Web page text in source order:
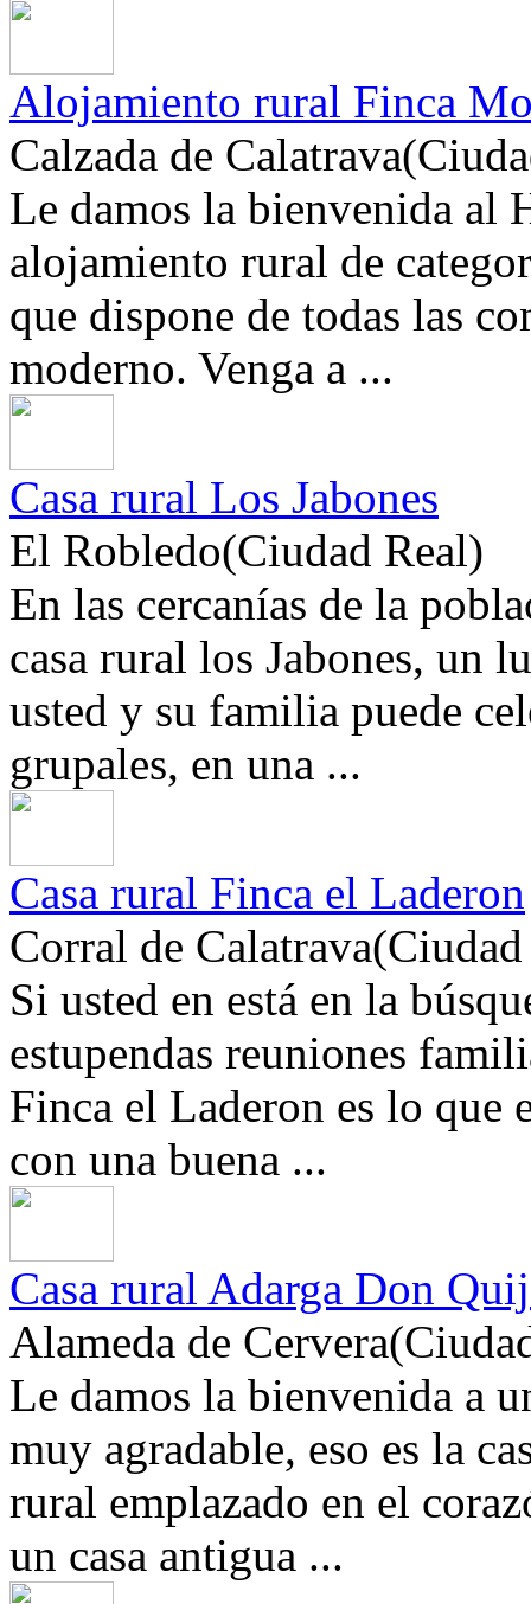
Alojamiento rural Finca
Calzada de
Le damos la bienvenida al
alojamiento rural de
que dispone de todas las
moderno. Venga a ...
Casa rural Los Jabones
El Robledo(Ciudad Real)
En las cercanías de la
casa rural los Jabones, un
usted y su familia puede
grupales, en una ...
Casa rural Finca el Laderon
Corral de
Si usted en está en la
estupendas reuniones
Finca el Laderon es lo que
con una buena ...
Casa rural Adarga Don
Alameda de
Le damos la bienvenida a
muy agradable, eso es la
rural emplazado en el
un casa antigua ...